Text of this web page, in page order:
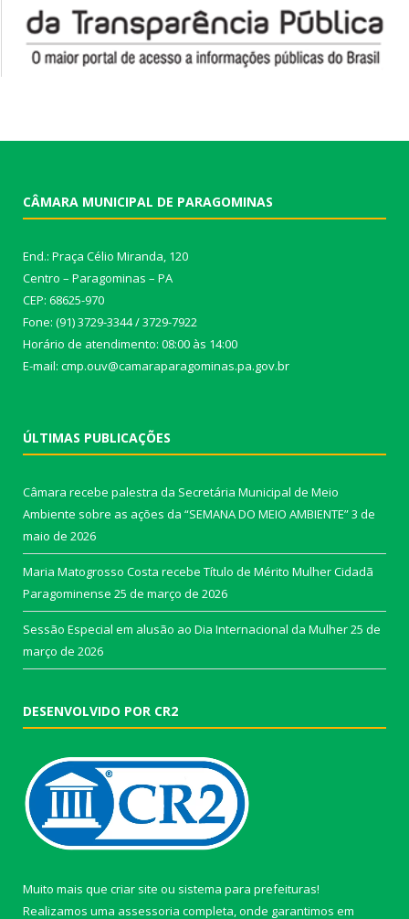
CÂMARA MUNICIPAL DE PARAGOMINAS
End.: Praça Célio Miranda, 120
Centro – Paragominas – PA
CEP: 68625-970
Fone: (91) 3729-3344 / 3729-7922
Horário de atendimento: 08:00 às 14:00
E-mail: cmp.ouv@camaraparagominas.pa.gov.br
ÚLTIMAS PUBLICAÇÕES
Câmara recebe palestra da Secretária Municipal de Meio
Ambiente sobre as ações da “SEMANA DO MEIO AMBIENTE”3 de
maio de 2026
Maria Matogrosso Costa recebe Título de Mérito Mulher Cidadã
Paragominense 25 de março de 2026
Sessão Especial em alusão ao Dia Internacional da Mulher25 de
março de 2026
DESENVOLVIDO POR CR2
Muito mais que criar site ou sistema para prefeituras!
Realizamos uma assessoria completa, onde garantimos em